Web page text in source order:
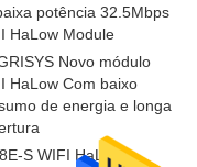
potência 32.5Mbps
HaLow Module
Novo módulo
HaLow Com baixo
de energia e longa
S WIFI HaLow